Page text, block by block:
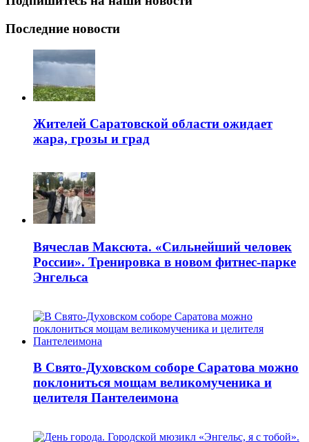
Последние новости
Жителей Саратовской области ожидает
жара, грозы и град
Вячеслав Максюта. «Сильнейший человек
России». Тренировка в новом фитнес-парке
Энгельса
В Свято-Духовском соборе Саратова можно
поклониться мощам великомученика и
целителя Пантелеимона